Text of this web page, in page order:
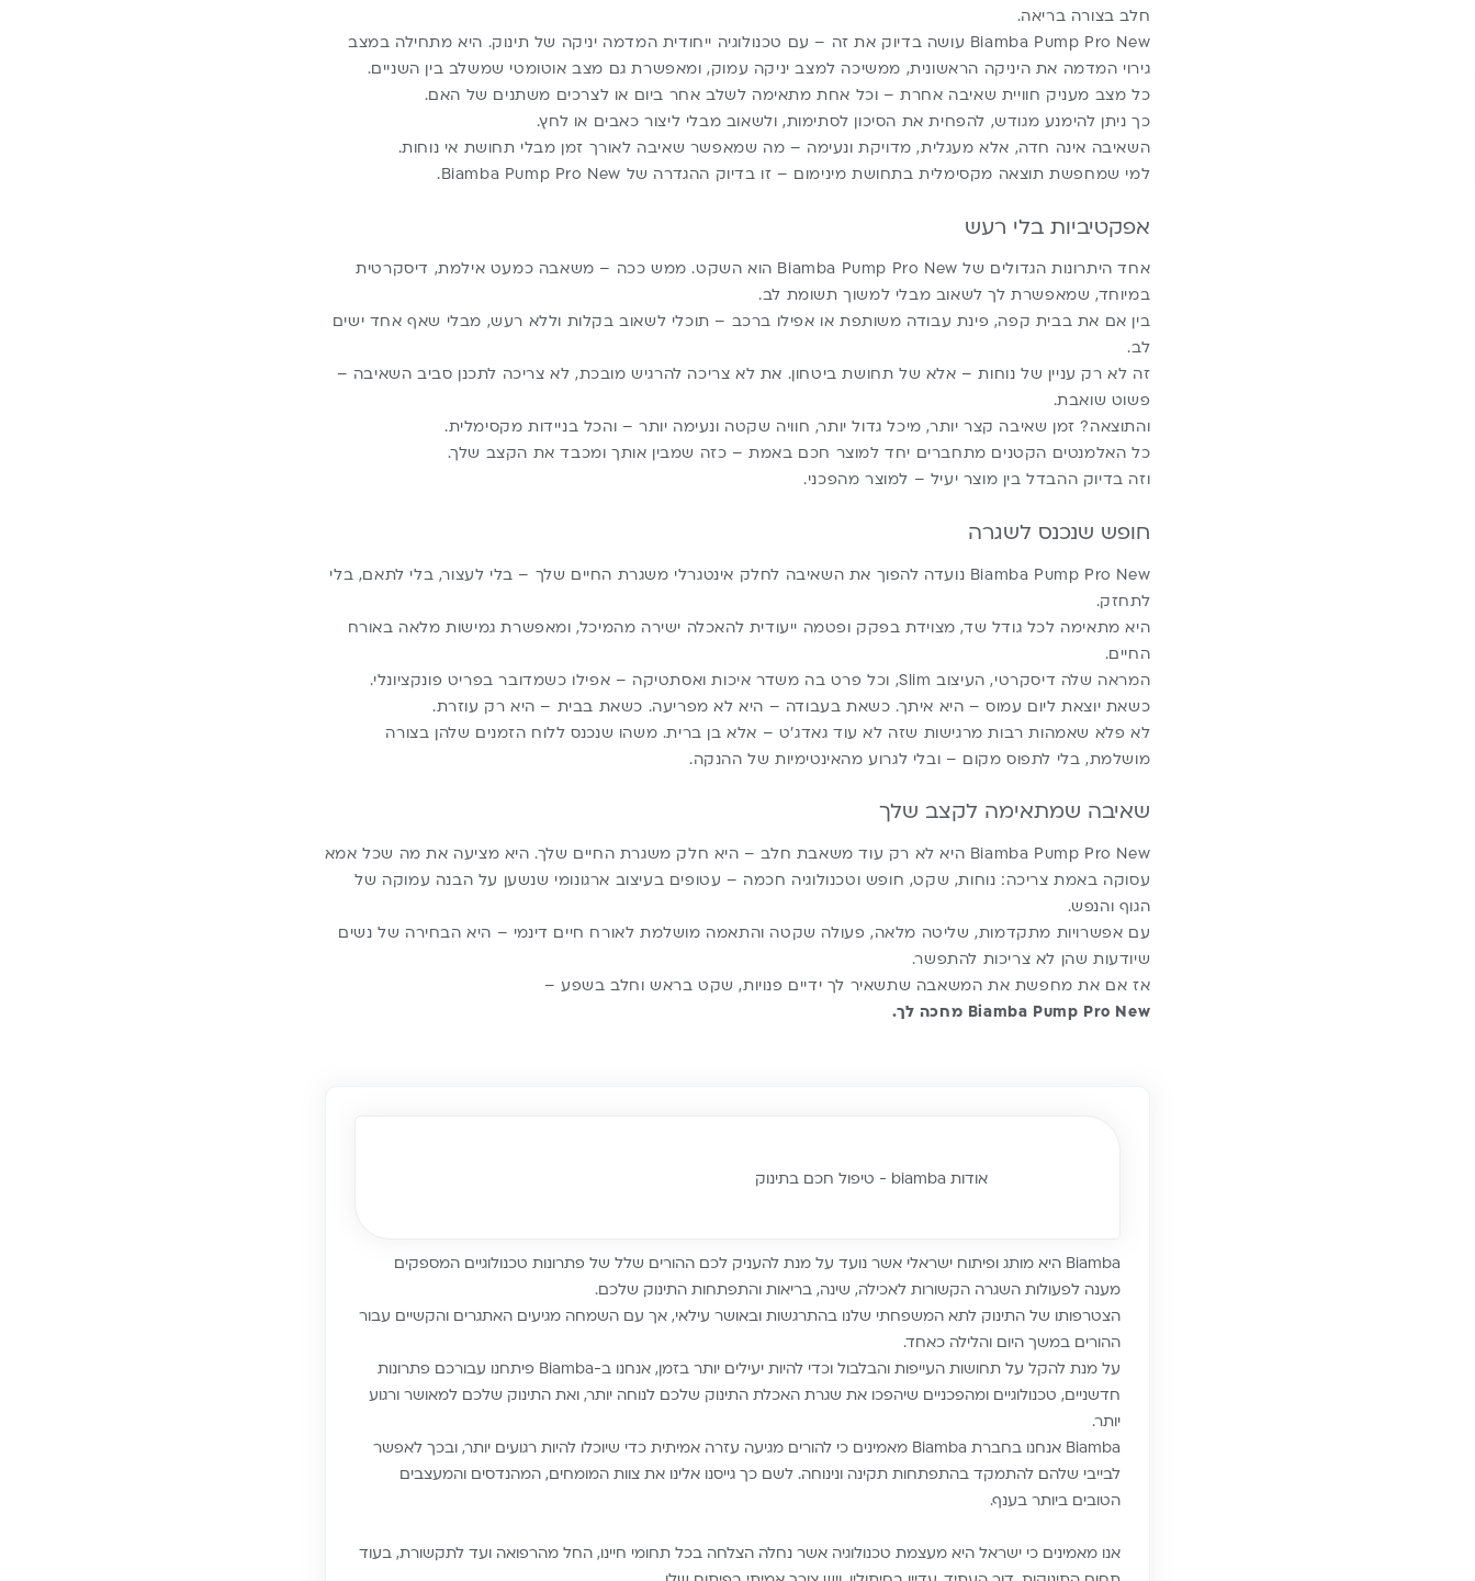
חלב בצורה בריאה.
Biamba Pump Pro New עושה בדיוק את זה – עם טכנולוגיה ייחודית המדמה יניקה של תינוק. היא מתחילה במצב
גירוי המדמה את היניקה הראשונית, ממשיכה למצב יניקה עמוק, ומאפשרת גם מצב אוטומטי שמשלב בין השניים.
כל מצב מעניק חוויית שאיבה אחרת – וכל אחת מתאימה לשלב אחר ביום או לצרכים משתנים של האם.
כך ניתן להימנע מגודש, להפחית את הסיכון לסתימות, ולשאוב מבלי ליצור כאבים או לחץ.
השאיבה אינה חדה, אלא מעגלית, מדויקת ונעימה – מה שמאפשר שאיבה לאורך זמן מבלי תחושת אי נוחות.
למי שמחפשת תוצאה מקסימלית בתחושת מינימום – זו בדיוק ההגדרה של Biamba Pump Pro New.
אפקטיביות בלי רעש
אחד היתרונות הגדולים של Biamba Pump Pro New הוא השקט. ממש ככה – משאבה כמעט אילמת, דיסקרטית
במיוחד, שמאפשרת לך לשאוב מבלי למשוך תשומת לב.
בין אם את בבית קפה, פינת עבודה משותפת או אפילו ברכב – תוכלי לשאוב בקלות וללא רעש, מבלי שאף אחד ישים
לב.
זה לא רק עניין של נוחות – אלא של תחושת ביטחון. את לא צריכה להרגיש מובכת, לא צריכה לתכנן סביב השאיבה –
פשוט שואבת.
והתוצאה? זמן שאיבה קצר יותר, מיכל גדול יותר, חוויה שקטה ונעימה יותר – והכל בניידות מקסימלית.
כל האלמנטים הקטנים מתחברים יחד למוצר חכם באמת – כזה שמבין אותך ומכבד את הקצב שלך.
וזה בדיוק ההבדל בין מוצר יעיל – למוצר מהפכני.
חופש שנכנס לשגרה
Biamba Pump Pro New נועדה להפוך את השאיבה לחלק אינטגרלי משגרת החיים שלך – בלי לעצור, בלי לתאם, בלי
לתחזק.
היא מתאימה לכל גודל שד, מצוידת בפקק ופטמה ייעודית להאכלה ישירה מהמיכל, ומאפשרת גמישות מלאה באורח
החיים.
המראה שלה דיסקרטי, העיצוב Slim, וכל פרט בה משדר איכות ואסתטיקה – אפילו כשמדובר בפריט פונקציונלי.
כשאת יוצאת ליום עמוס – היא איתך. כשאת בעבודה – היא לא מפריעה. כשאת בבית – היא רק עוזרת.
לא פלא שאמהות רבות מרגישות שזה לא עוד גאדג’ט – אלא בן ברית. משהו שנכנס ללוח הזמנים שלהן בצורה
מושלמת, בלי לתפוס מקום – ובלי לגרוע מהאינטימיות של ההנקה.
שאיבה שמתאימה לקצב שלך
Biamba Pump Pro New היא לא רק עוד משאבת חלב – היא חלק משגרת החיים שלך. היא מציעה את מה שכל אמא
עסוקה באמת צריכה: נוחות, שקט, חופש וטכנולוגיה חכמה – עטופים בעיצוב ארגונומי שנשען על הבנה עמוקה של
הגוף והנפש.
עם אפשרויות מתקדמות, שליטה מלאה, פעולה שקטה והתאמה מושלמת לאורח חיים דינמי – היא הבחירה של נשים
שיודעות שהן לא צריכות להתפשר.
אז אם את מחפשת את המשאבה שתשאיר לך ידיים פנויות, שקט בראש וחלב בשפע –
Biamba Pump Pro New מחכה לך.
אודות biamba - טיפול חכם בתינוק
Biamba היא מותג ופיתוח ישראלי אשר נועד על מנת להעניק לכם ההורים שלל של פתרונות טכנולוגיים המספקים
מענה לפעולות השגרה הקשורות לאכילה, שינה, בריאות והתפתחות התינוק שלכם.
הצטרפותו של התינוק לתא המשפחתי שלנו בהתרגשות ובאושר עילאי, אך עם השמחה מגיעים האתגרים והקשיים עבור
ההורים במשך היום והלילה כאחד.
על מנת להקל על תחושות העייפות והבלבול וכדי להיות יעילים יותר בזמן, אנחנו ב-Biamba פיתחנו עבורכם פתרונות
חדשניים, טכנולוגיים ומהפכניים שיהפכו את שגרת האכלת התינוק שלכם לנוחה יותר, ואת התינוק שלכם למאושר ורגוע
יותר.
Biamba אנחנו בחברת Biamba מאמינים כי להורים מגיעה עזרה אמיתית כדי שיוכלו להיות רגועים יותר, ובכך לאפשר
לבייבי שלהם להתמקד בהתפתחות תקינה ונינוחה. לשם כך גייסנו אלינו את צוות המומחים, המהנדסים והמעצבים
הטובים ביותר בענף.
אנו מאמינים כי ישראל היא מעצמת טכנולוגיה אשר נחלה הצלחה בכל תחומי חיינו, החל מהרפואה ועד לתקשורת, בעוד